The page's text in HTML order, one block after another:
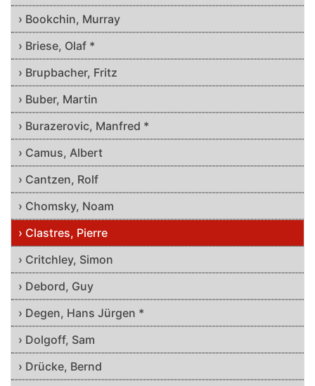
› Bookchin, Murray
› Briese, Olaf *
› Brupbacher, Fritz
› Buber, Martin
› Burazerovic, Manfred *
› Camus, Albert
› Cantzen, Rolf
› Chomsky, Noam
› Clastres, Pierre
› Critchley, Simon
› Debord, Guy
› Degen, Hans Jürgen *
› Dolgoff, Sam
› Drücke, Bernd